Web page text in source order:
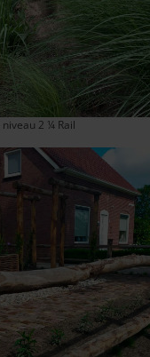
niveau 2 ¼ Rail